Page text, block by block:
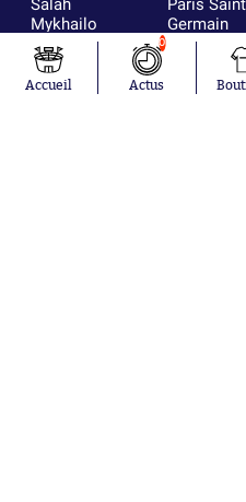
Salah
Mykhailo
Mudryk
Neymar
Khalis Merah
Paris
Germain
Bordeaux
Olympique
lyonnais
Accueil
0
Actus